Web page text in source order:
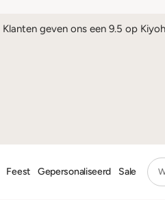
Klanten geven ons een 9.5 op Kiyoh
Feest Gepersonaliseerd Sale